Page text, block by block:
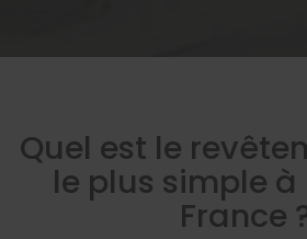
Quel est le
le plus simple à
France